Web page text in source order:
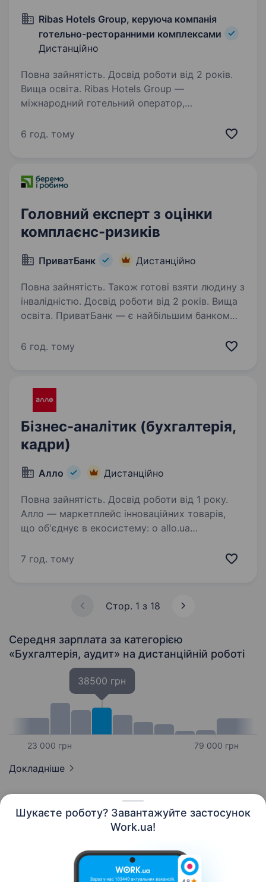
Шукаєте роботу? Завантажуйте застосунок
Work.ua!
Ribas Hotels Group, керуюча компанія
готельно-ресторанними комплексами
Дистанційно
Повна зайнятість. Досвід роботи від 2 років.
Вища освіта. Ribas Hotels Group —
міжнародний готельний оператор,
управлінням — готелі в туристичних та бізнес-
6 год. тому
Головний експерт з оцінки
комплаєнс-ризиків
ПриватБанк Дистанційно
Повна зайнятість. Також готові взяти людину з
інвалідністю. Досвід роботи від 2 років. Вища
освіта. ПриватБанк — є найбільшим банком
банків світу. Займає лідуючі позиції за всіма
країни…
6 год. тому
Бізнес-аналітик (бухгалтерія,
кадри)
Алло Дистанційно
Повна зайнятість. Досвід роботи від 1 року.
Алло — маркетплейс інноваційних товарів,
що об'єднує в екосистему: o allo.ua
o логістичні та фінансові сервіси Вивчаємо,
7 год. тому
Стор. 1 з 18
Середня зарплата за категорією
«Бухгалтерія, аудит» на дистанційній роботі
23 000 грн
38500 грн
79 000 грн
Докладніше